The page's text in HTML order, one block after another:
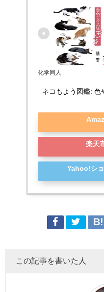
化学同人
ネコもよう図鑑: 色
楽天
Yahoo!シ
この記事を書いた人